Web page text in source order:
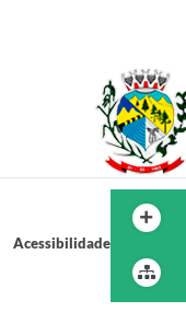
Acessibilidade